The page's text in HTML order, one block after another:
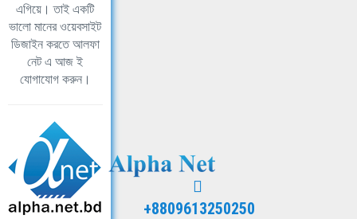
এগিয়ে। তাই একটি
ভালো মানের ওয়েবসাইট
ডিজাইন করতে আলফা
নেট এ আজ ই
যোগাযোগ করুন।
+8809613250250